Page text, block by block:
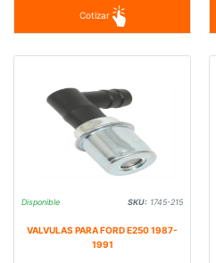
Cotizar
Disponible SKU: 1745-215
VALVULAS PARA FORD E250 1987-
1991